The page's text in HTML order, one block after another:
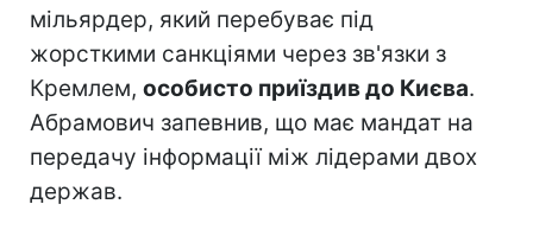
мільярдер, який перебуває під
жорсткими санкціями через зв'язки з
Кремлем, особисто приїздив до Києва.
Абрамович запевнив, що має мандат на
передачу інформації між лідерами двох
держав.